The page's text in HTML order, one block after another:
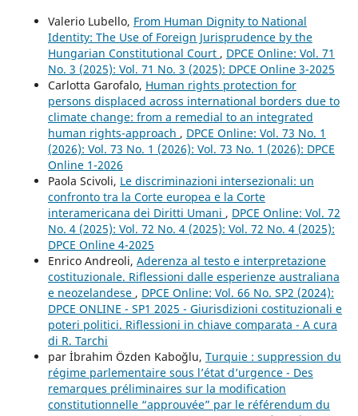
Valerio Lubello, From Human Dignity to National
Identity: The Use of Foreign Jurisprudence by the
Hungarian Constitutional Court , DPCE Online: Vol. 71
No. 3 (2025): Vol. 71 No. 3 (2025): DPCE Online 3-2025
Carlotta Garofalo, Human rights protection for
persons displaced across international borders due to
climate change: from a remedial to an integrated
human rights-approach , DPCE Online: Vol. 73 No. 1
(2026): Vol. 73 No. 1 (2026): Vol. 73 No. 1 (2026): DPCE
Online 1-2026
Paola Scivoli, Le discriminazioni intersezionali: un
confronto tra la Corte europea e la Corte
interamericana dei Diritti Umani , DPCE Online: Vol. 72
No. 4 (2025): Vol. 72 No. 4 (2025): Vol. 72 No. 4 (2025):
DPCE Online 4-2025
Enrico Andreoli, Aderenza al testo e interpretazione
costituzionale. Riflessioni dalle esperienze australiana
e neozelandese , DPCE Online: Vol. 66 No. SP2 (2024):
DPCE ONLINE - SP1 2025 - Giurisdizioni costituzionali e
poteri politici. Riflessioni in chiave comparata - A cura
di R. Tarchi
par İbrahim Özden Kaboğlu, Turquie : suppression du
régime parlementaire sous l’état d’urgence - Des
remarques préliminaires sur la modification
constitutionnelle “approuvée” par le référendum du